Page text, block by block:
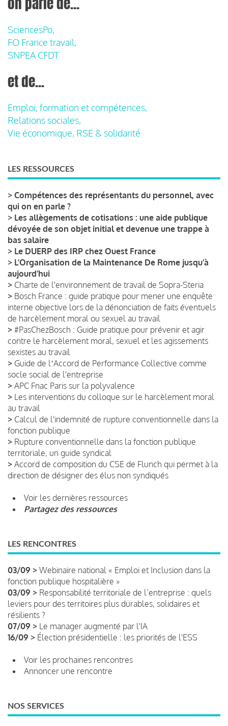
SciencesPo,
FO France travail,
SNPEA CFDT
et de...
Emploi, formation et compétences,
Relations sociales,
Vie économique, RSE & solidarité
LES RESSOURCES
> Compétences des représentants du personnel, avec
qui on en parle ?
> Les allègements de cotisations : une aide publique
dévoyée de son objet initial et devenue une trappe à
bas salaire
> Le DUERP des IRP chez Ouest France
> L’Organisation de la Maintenance De Rome jusqu’à
aujourd’hui
> Charte de l'environnement de travail de Sopra-Steria
> Bosch France : guide pratique pour mener une enquête
interne objective lors de la dénonciation de faits éventuels
de harcèlement moral ou sexuel au travail
> #PasChezBosch : Guide pratique pour prévenir et agir
contre le harcèlement moral, sexuel et les agissements
sexistes au travail
> Guide de lʼAccord de Performance Collective comme
socle social de l'entreprise
> APC Fnac Paris sur la polyvalence
> Les interventions du colloque sur le harcèlement moral
au travail
> Calcul de l'indemnité de rupture conventionnelle dans la
fonction publique
> Rupture conventionnelle dans la fonction publique
territoriale, un guide syndical
> Accord de composition du CSE de Flunch qui permet à la
direction de désigner des élus non syndiqués
Voir les dernières ressources
Partagez des ressources
LES RENCONTRES
03/09 > Webinaire national « Emploi et Inclusion dans la
fonction publique hospitalière »
03/09 > Responsabilité territoriale de l’entreprise : quels
leviers pour des territoires plus durables, solidaires et
résilients ?
07/09 > Le manager augmenté par l'IA
16/09 > Élection présidentielle : les priorités de l'ESS
Voir les prochaines rencontres
Annoncer une rencontre
NOS SERVICES